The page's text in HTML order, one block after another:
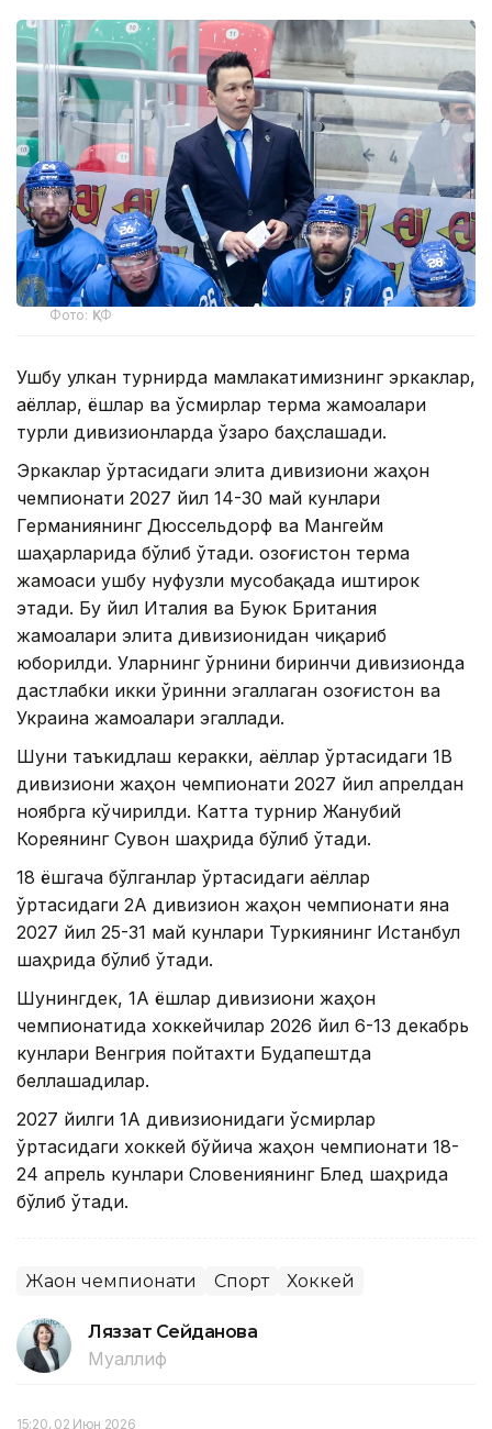
Фото: ҚХФ
Ушбу улкан турнирда мамлакатимизнинг эркаклар,
аёллар, ёшлар ва ўсмирлар терма жамоалари
турли дивизионларда ўзаро баҳслашади.
Эркаклар ўртасидаги элита дивизиони жаҳон
чемпионати 2027 йил 14-30 май кунлари
Германиянинг Дюссельдорф ва Мангейм
шаҳарларида бўлиб ўтади. Қозоғистон терма
жамоаси ушбу нуфузли мусобақада иштирок
этади. Бу йил Италия ва Буюк Британия
жамоалари элита дивизионидан чиқариб
юборилди. Уларнинг ўрнини биринчи дивизионда
дастлабки икки ўринни эгаллаган Қозоғистон ва
Украина жамоалари эгаллади.
Шуни таъкидлаш керакки, аёллар ўртасидаги 1B
дивизиони жаҳон чемпионати 2027 йил апрелдан
ноябрга кўчирилди. Катта турнир Жанубий
Кореянинг Сувон шаҳрида бўлиб ўтади.
18 ёшгача бўлганлар ўртасидаги аёллар
ўртасидаги 2А дивизион жаҳон чемпионати яна
2027 йил 25-31 май кунлари Туркиянинг Истанбул
шаҳрида бўлиб ўтади.
Шунингдек, 1А ёшлар дивизиони жаҳон
чемпионатида хоккейчилар 2026 йил 6-13 декабрь
кунлари Венгрия пойтахти Будапештда
беллашадилар.
2027 йилги 1А дивизионидаги ўсмирлар
ўртасидаги хоккей бўйича жаҳон чемпионати 18-
24 апрель кунлари Словениянинг Блед шаҳрида
бўлиб ўтади.
Жаҳон чемпионати Спорт Хоккей
Ляззат Сейданова
Муаллиф
15:20, 02 Июн 2026